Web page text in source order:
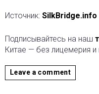
Источник: SilkBridge.info
Подписывайтесь на наш
Китае — без лицемерия и
Leave a comment